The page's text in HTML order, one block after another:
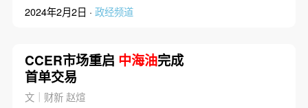
2024年2月2日 · 政经频道
CCER市场重启 中海油完成
首单交易
文｜财新 赵煊